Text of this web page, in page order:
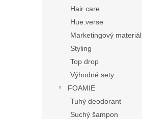
Hair care
Hue.verse
Marketingový materiál
Styling
Top drop
Výhodné sety
FOAMIE
Tuhý deodorant
Suchý šampon